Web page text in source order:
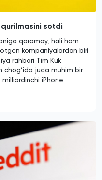
sotdi
qaramay, hali ham
kompaniyalardan biri
rahbari Tim Kuk
chog‘ida juda muhim bir
iPhone